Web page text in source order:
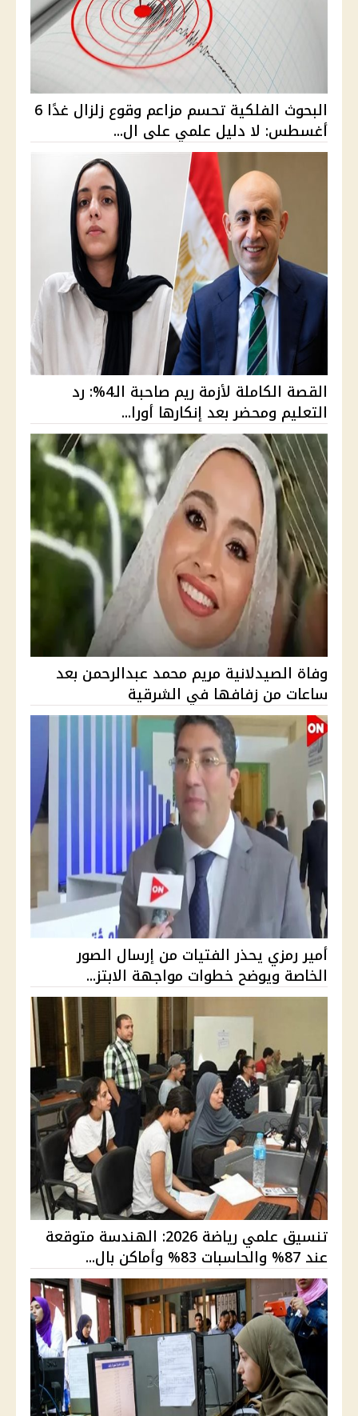
البحوث الفلكية تحسم مزاعم وقوع زلزال غدًا 6
أغسطس: لا دليل علمي على ال...
القصة الكاملة لأزمة ريم صاحبة الـ4%: رد
التعليم ومحضر بعد إنكارها أورا...
وفاة الصيدلانية مريم محمد عبدالرحمن بعد
ساعات من زفافها في الشرقية
أمير رمزي يحذر الفتيات من إرسال الصور
الخاصة ويوضح خطوات مواجهة الابتز...
تنسيق علمي رياضة 2026: الهندسة متوقعة
عند 87% والحاسبات 83% وأماكن بال...